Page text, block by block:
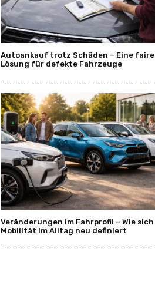
Autoankauf trotz Schäden – Eine faire
Lösung für defekte Fahrzeuge
Veränderungen im Fahrprofil – Wie sich
Mobilität im Alltag neu definiert